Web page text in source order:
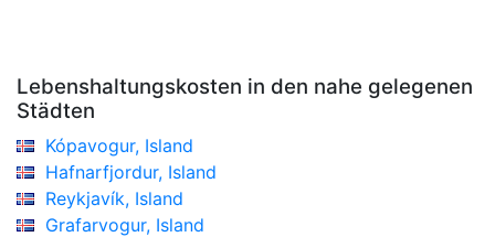
Lebenshaltungskosten in den nahe gelegenen
Städten
Kópavogur, Island
Hafnarfjordur, Island
Reykjavík, Island
Grafarvogur, Island